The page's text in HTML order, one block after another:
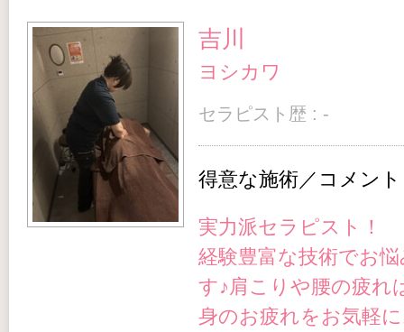
吉川
ヨシカワ
セラピスト歴 : -
得意な施術／コメント
実力派セラピスト！
経験豊富な技術でお
す♪肩こりや腰の疲れ
身のお疲れをお気軽